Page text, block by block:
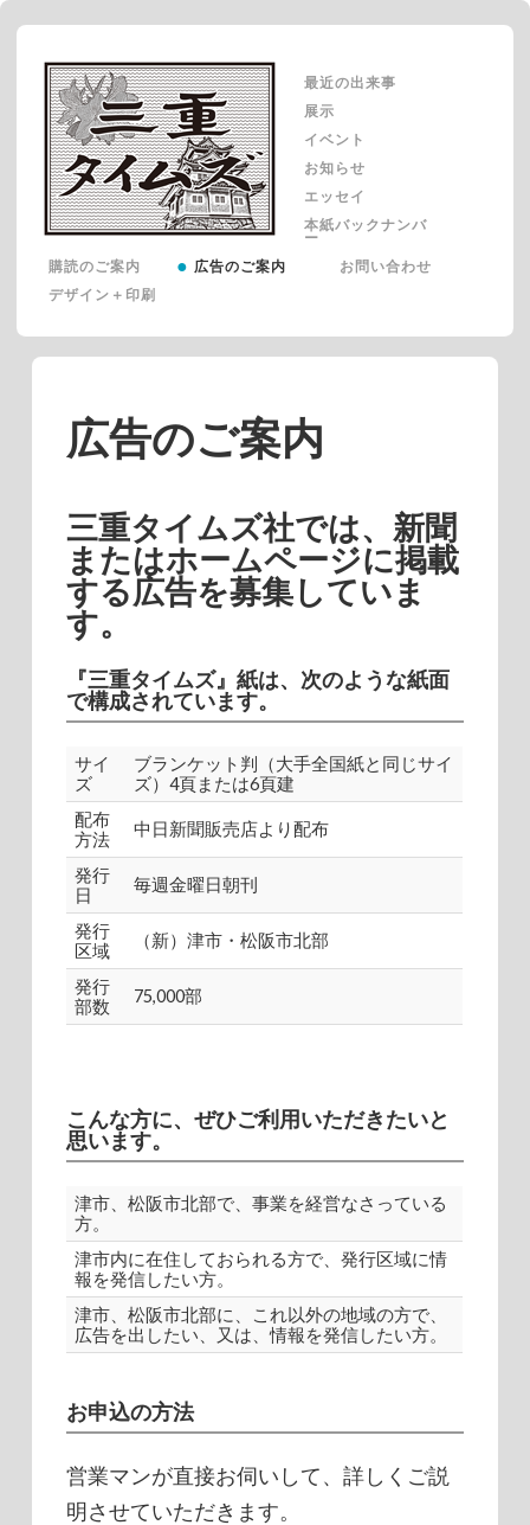
最近の出来事
展示
イベント
お知らせ
エッセイ
本紙バックナンバ
ー
購読のご案内
広告のご案内
お問い合わせ
デザイン＋印刷
広告のご案内
三重タイムズ社では、新聞
またはホームページに掲載
する広告を募集していま
す。
『三重タイムズ』紙は、次のような紙面
で構成されています。
サイ
ズ
ブランケット判（大手全国紙と同じサイ
ズ）4頁または6頁建
配布
方法
中日新聞販売店より配布
発行
日
毎週金曜日朝刊
発行
区域
（新）津市・松阪市北部
発行
部数
75,000部
こんな方に、ぜひご利用いただきたいと
思います。
津市、松阪市北部で、事業を経営なさっている
方。
津市内に在住しておられる方で、発行区域に情
報を発信したい方。
津市、松阪市北部に、これ以外の地域の方で、
広告を出したい、又は、情報を発信したい方。
お申込の方法
営業マンが直接お伺いして、詳しくご説
明させていただきます。